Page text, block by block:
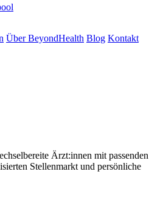
Über BeyondHealth Blog Kontakt
Ärzt:innen mit passenden
Stellenmarkt und persönliche